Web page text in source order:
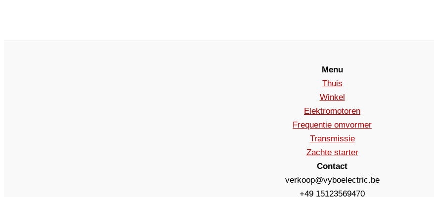
Menu
Thuis
Winkel
Elektromotoren
Frequentie omvormer
Transmissie
Zachte starter
Contact
verkoop@vyboelectric.be
+49 15123569470